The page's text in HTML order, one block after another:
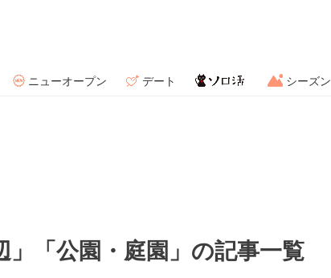
ニューオープン デート シーズン
」「公園・庭園」の記事一覧